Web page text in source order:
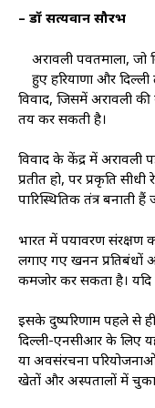
– डॉ सत्यवान सौरभ
अरावली पर्वतमाला,
हुए हरियाणा और
विवाद, जिसमें अरावली की
तय कर सकती है।
विवाद के केंद्र में अरावली
प्रतीत हो, पर प्रकृति
पारिस्थितिक तंत्र
भारत में पर्यावरण संरक्षण
लगाए गए खनन प्रतिबंधों
कमजोर कर सकता है। यदि
इसके दुष्परिणाम पहले से
दिल्ली-एनसीआर के लिए
या अवसंरचना
खेतों और अस्पतालों में